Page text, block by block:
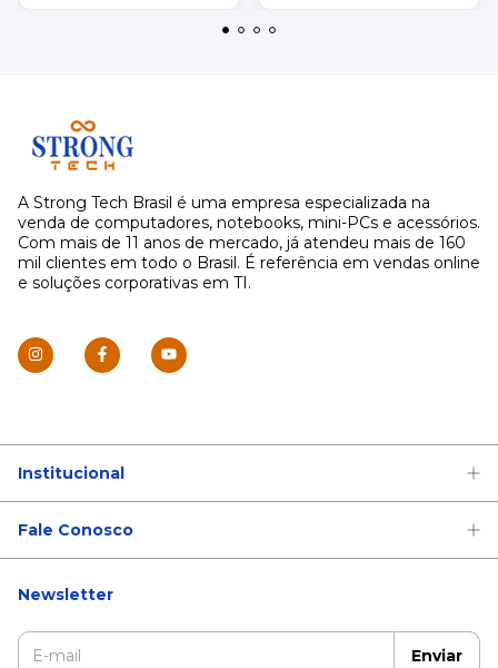
A Strong Tech Brasil é uma empresa especializada na
venda de computadores, notebooks, mini-PCs e acessórios.
Com mais de 11 anos de mercado, já atendeu mais de 160
mil clientes em todo o Brasil. É referência em vendas online
e soluções corporativas em TI.
Institucional
Fale Conosco
Newsletter